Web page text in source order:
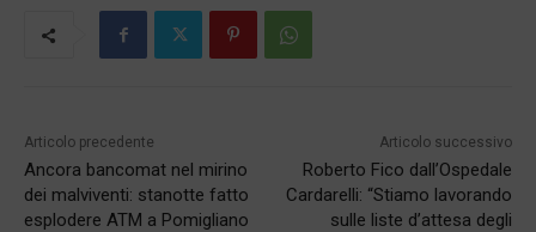
Articolo precedente
Ancora bancomat nel mirino
dei malviventi: stanotte fatto
esplodere ATM a Pomigliano
Articolo successivo
Roberto Fico dall’Ospedale
Cardarelli: “Stiamo lavorando
sulle liste d’attesa degli